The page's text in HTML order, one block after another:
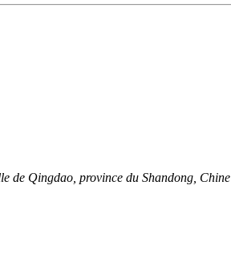
de Qingdao, province du Shandong, Chine